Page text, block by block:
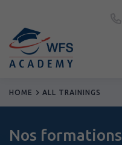
Politique de cookies (EU)
Cookie Policy (UK)
HOME ALL TRAININGS
Nos formations